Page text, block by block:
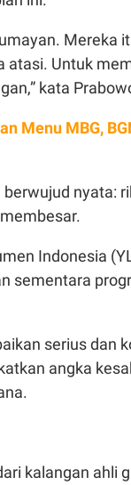
Mereka
atasi. Untuk
kata
Menu MBG,
nyata:
Indonesia
sementara
serius dan
angka
kalangan ahli